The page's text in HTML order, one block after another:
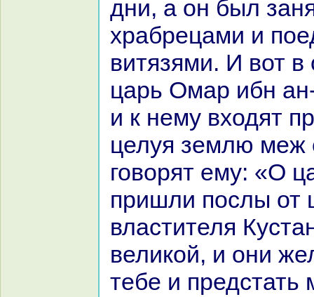
дни, а он был
хpaбрецами и
витязями. И вот
царь Омар ибн
и к нему входят
целуя землю меж
говорят ему: «О
пришли послы от
властителя
великoй, и они
тебе и предстать